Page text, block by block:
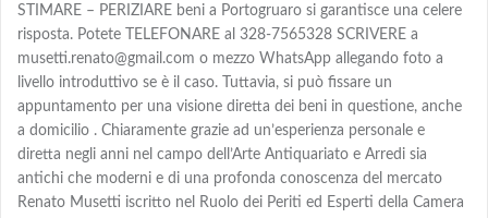
STIMARE – PERIZIARE beni a Portogruaro si garantisce una celere
risposta. Potete TELEFONARE al 328-7565328 SCRIVERE a
musetti.renato@gmail.com o mezzo WhatsApp allegando foto a
livello introduttivo se è il caso. Tuttavia, si può fissare un
appuntamento per una visione diretta dei beni in questione, anche
a domicilio . Chiaramente grazie ad un’esperienza personale e
diretta negli anni nel campo dell’Arte Antiquariato e Arredi sia
antichi che moderni e di una profonda conoscenza del mercato
Renato Musetti iscritto nel Ruolo dei Periti ed Esperti della Camera